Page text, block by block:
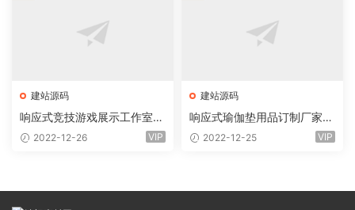
建站源码
响应式竞技游戏展示工作室网
站eyoucms易优模板(pc+wa
2022-12-26 VIP
建站源码
响应式瑜伽垫用品订制厂家网
站eyoucms易优模板(pc+wa
2022-12-25 VIP